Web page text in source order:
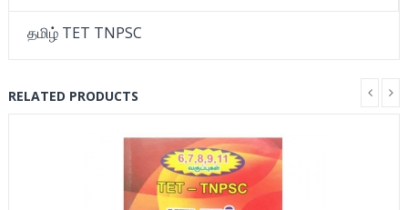
தமிழ் TET TNPSC
RELATED PRODUCTS